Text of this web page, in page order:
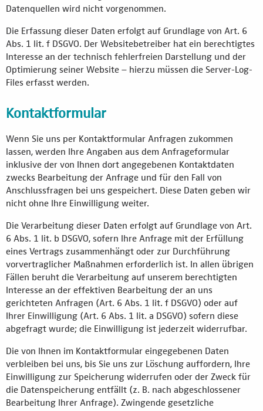
Datenquellen wird nicht vorgenommen.
Die Erfassung dieser Daten erfolgt auf Grundlage von Art. 6
Abs. 1 lit. f DSGVO. Der Websitebetreiber hat ein berechtigtes
Interesse an der technisch fehlerfreien Darstellung und der
Optimierung seiner Website – hierzu müssen die Server-Log-
Files erfasst werden.
Kontaktformular
Wenn Sie uns per Kontaktformular Anfragen zukommen
lassen, werden Ihre Angaben aus dem Anfrageformular
inklusive der von Ihnen dort angegebenen Kontaktdaten
zwecks Bearbeitung der Anfrage und für den Fall von
Anschlussfragen bei uns gespeichert. Diese Daten geben wir
nicht ohne Ihre Einwilligung weiter.
Die Verarbeitung dieser Daten erfolgt auf Grundlage von Art.
6 Abs. 1 lit. b DSGVO, sofern Ihre Anfrage mit der Erfüllung
eines Vertrags zusammenhängt oder zur Durchführung
vorvertraglicher Maßnahmen erforderlich ist. In allen übrigen
Fällen beruht die Verarbeitung auf unserem berechtigten
Interesse an der effektiven Bearbeitung der an uns
gerichteten Anfragen (Art. 6 Abs. 1 lit. f DSGVO) oder auf
Ihrer Einwilligung (Art. 6 Abs. 1 lit. a DSGVO) sofern diese
abgefragt wurde; die Einwilligung ist jederzeit widerrufbar.
Die von Ihnen im Kontaktformular eingegebenen Daten
verbleiben bei uns, bis Sie uns zur Löschung auffordern, Ihre
Einwilligung zur Speicherung widerrufen oder der Zweck für
die Datenspeicherung entfällt (z. B. nach abgeschlossener
Bearbeitung Ihrer Anfrage). Zwingende gesetzliche